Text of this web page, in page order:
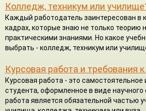
Колледж, техникум или
Каждый работодатель заинтересован в
кадрах, которые знаю не только теорию
практическими знаниями. Но какое
выбрать - колледж, техникум или
Курсовая работа и требования к
Курсовая работа - это самостоятельное
студента, оформленное в виде научного
работа является обязательной частью